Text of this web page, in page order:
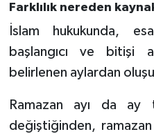
Farklılık nereden
İslam hukukunda,
başlangıcı ve bitişi
belirlenen aylardan
Ramazan ayı da ay
değiştiğinden, ramazan
Çankırı Müftülüğü
Çorum Müftülüğü
Denizli Müftülüğü
Diyarbakır Müftülüğü
Bilim, Teknoloji
Biyografiler
Diyanet TV
İhtida Haberleri